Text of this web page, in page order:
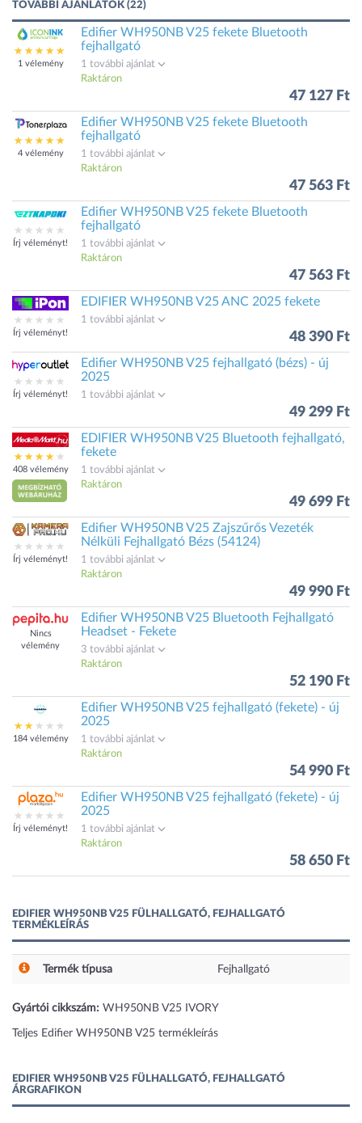
TOVÁBBI AJÁNLATOK (22)
1 vélemény
Edifier WH950NB V25 fekete Bluetooth
fejhallgató
1 további ajánlat
Raktáron
47 127 Ft
4 vélemény
Edifier WH950NB V25 fekete Bluetooth
fejhallgató
1 további ajánlat
Raktáron
47 563 Ft
Írj véleményt!
Edifier WH950NB V25 fekete Bluetooth
fejhallgató
1 további ajánlat
Raktáron
47 563 Ft
Írj véleményt!
EDIFIER WH950NB V25 ANC 2025 fekete
1 további ajánlat
48 390 Ft
Írj véleményt!
Edifier WH950NB V25 fejhallgató (bézs) - új
2025
1 további ajánlat
49 299 Ft
408 vélemény
EDIFIER WH950NB V25 Bluetooth fejhallgató,
fekete
1 további ajánlat
Raktáron
49 699 Ft
Írj véleményt!
Edifier WH950NB V25 Zajszűrős Vezeték
Nélküli Fejhallgató Bézs (54124)
1 további ajánlat
Raktáron
49 990 Ft
Nincs
vélemény
Edifier WH950NB V25 Bluetooth Fejhallgató
Headset - Fekete
3 további ajánlat
Raktáron
52 190 Ft
184 vélemény
Edifier WH950NB V25 fejhallgató (fekete) - új
2025
1 további ajánlat
Raktáron
54 990 Ft
Írj véleményt!
Edifier WH950NB V25 fejhallgató (fekete) - új
2025
1 további ajánlat
Raktáron
58 650 Ft
EDIFIER WH950NB V25 FÜLHALLGATÓ, FEJHALLGATÓ
TERMÉKLEÍRÁS
Termék típusa Fejhallgató
Gyártói cikkszám: WH950NB V25 IVORY
Teljes Edifier WH950NB V25 termékleírás
EDIFIER WH950NB V25 FÜLHALLGATÓ, FEJHALLGATÓ
ÁRGRAFIKON